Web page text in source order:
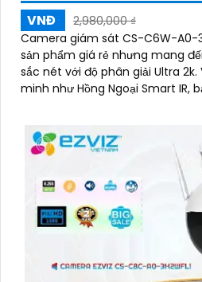
VNĐ
2,980,000 ₫
Camera giám sát CS-C6W-A0-
sản phẩm giá rẻ nhưng mang
sắc nét với độ phân giải Ultra 2k. Với tính năng thông
minh như Hồng Ngoại Smart IR,